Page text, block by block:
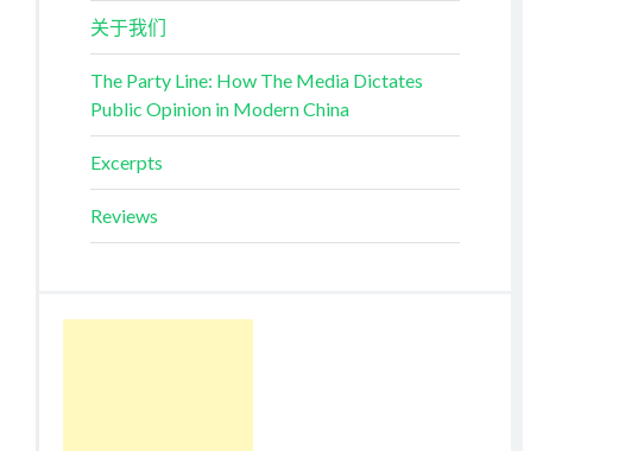
关于我们
The Party Line: How The Media Dictates
Public Opinion in Modern China
Excerpts
Reviews